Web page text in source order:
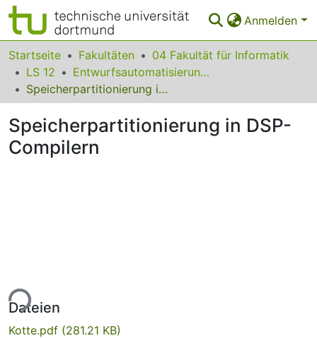
Anmelden
Bereiche & Sammlungen
Das gesamte Repositorium
FAQ
Startseite Fakultäten
04 Fakultät für Informatik
LS 12
Entwurfsautomatisierung für Eingebettete Systeme
Speicherpartitionierung in DSP-Compilern
Speicherpartitionierung in DSP-
Compilern
Dateien
Kotte.pdf (281.21 KB)